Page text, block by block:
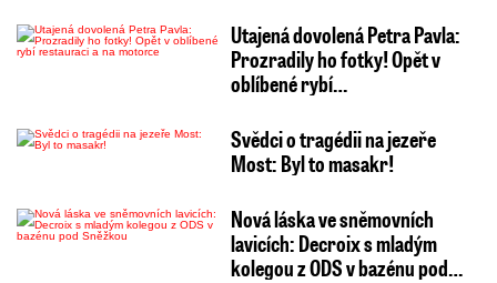
Utajená dovolená Petra Pavla:
Prozradily ho fotky! Opět v
oblíbené rybí…
Svědci o tragédii na jezeře
Most: Byl to masakr!
Nová láska ve sněmovních
lavicích: Decroix s mladým
kolegou z ODS v bazénu pod…